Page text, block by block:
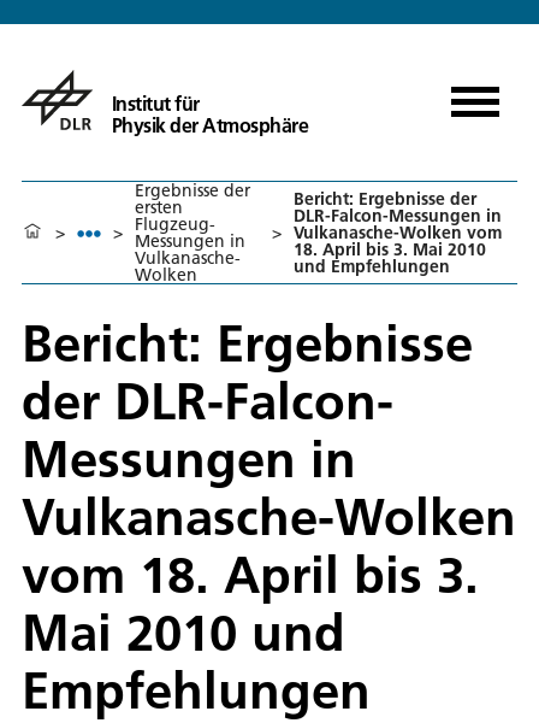
Institut für
Physik der Atmosphäre
> >
Ergebnisse der
ersten
Flugzeug-
Messungen in
Vulkanasche-
Wolken
>
Bericht: Ergebnisse der
DLR-Falcon-Messungen in
Vulkanasche-Wolken vom
18. April bis 3. Mai 2010
und Empfehlungen
Bericht: Ergebnisse
der DLR-Falcon-
Messungen in
Vulkanasche-Wolken
vom 18. April bis 3.
Mai 2010 und
Empfehlungen